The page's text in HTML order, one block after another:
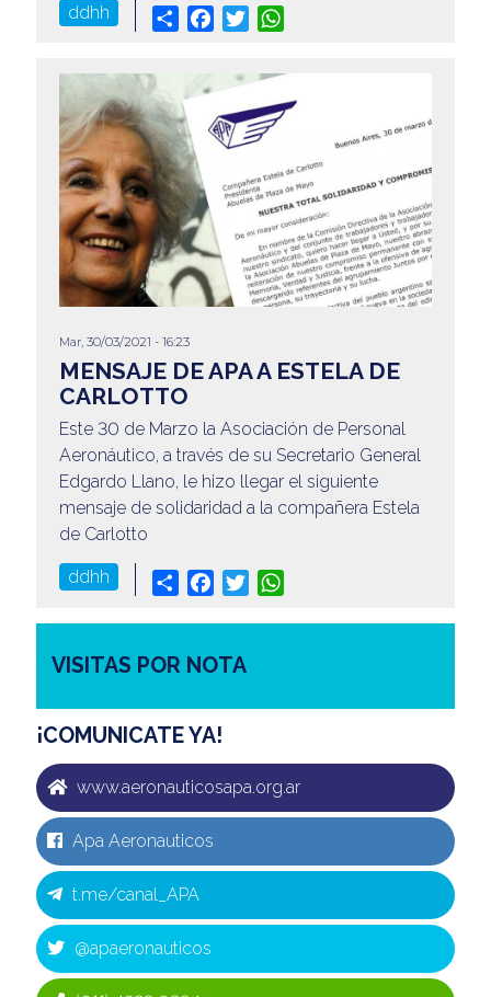
ddhh Share Facebook
Twitter
Mar, 30/03/2021 - 16:23
MENSAJE DE APA A ESTELA DE
CARLOTTO
Este 30 de Marzo la Asociación de Personal
Aeronáutico, a través de su Secretario General
Edgardo Llano, le hizo llegar el siguiente
mensaje de solidaridad a la compañera Estela
de Carlotto
ddhh Share Facebook
Twitter
VISITAS POR NOTA
¡COMUNICATE YA!
www.aeronauticosapa.org.ar
Apa Aeronauticos
t.me/canal_APA
@apaeronauticos